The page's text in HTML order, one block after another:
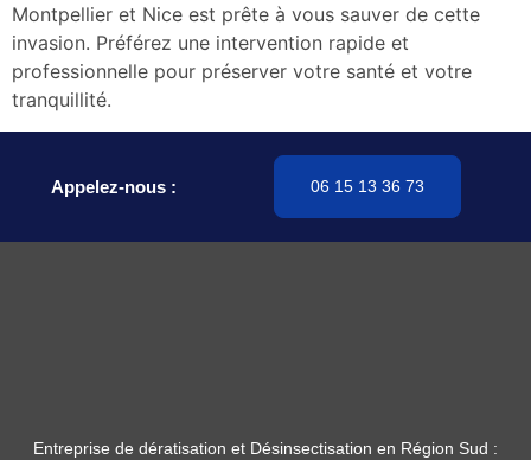
Montpellier et Nice est prête à vous sauver de cette
invasion. Préférez une intervention rapide et
professionnelle pour préserver votre santé et votre
tranquillité.
Appelez-nous : 06 15 13 36 73
Entreprise de dératisation et Désinsectisation en Région Sud :